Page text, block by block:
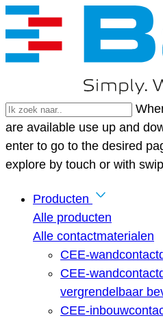
are available use up and
enter to go to the desired
explore by touch or with
Producten
Alle producten
Alle contactmaterialen
CEE-
CEE-
vergrendelbaar
CEE-